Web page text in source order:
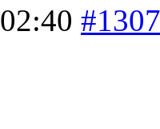
02:40